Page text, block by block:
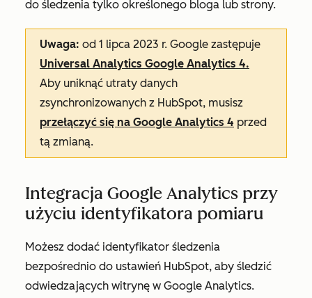
do śledzenia tylko określonego bloga lub strony.
Uwaga: od 1 lipca 2023 r. Google zastępuje
Universal Analytics Google Analytics 4.
Aby uniknąć utraty danych
zsynchronizowanych z HubSpot, musisz
przełączyć się na Google Analytics 4 przed
tą zmianą.
Integracja Google Analytics przy
użyciu identyfikatora pomiaru
Możesz dodać identyfikator śledzenia
bezpośrednio do ustawień HubSpot, aby śledzić
odwiedzających witrynę w Google Analytics.